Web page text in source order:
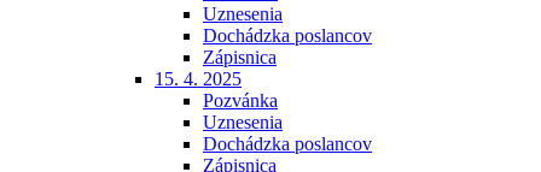
Uznesenia
Dochádzka poslancov
Zápisnica
15. 4. 2025
Pozvánka
Uznesenia
Dochádzka poslancov
Zápisnica